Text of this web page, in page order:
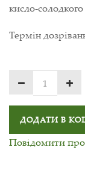
кисло-
Термін
ДОДАТИ В
Повідомити про